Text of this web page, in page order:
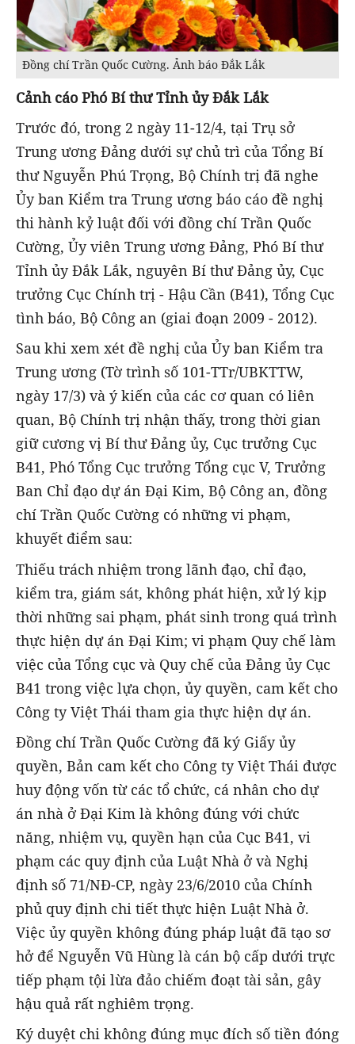
Đồng chí Trần Quốc Cường. Ảnh báo Đắk Lắk
Cảnh cáo Phó Bí thư Tỉnh ủy Đắk Lắk
Trước đó, trong 2 ngày 11-12/4, tại Trụ sở
Trung ương Đảng dưới sự chủ trì của Tổng Bí
thư Nguyễn Phú Trọng, Bộ Chính trị đã nghe
Ủy ban Kiểm tra Trung ương báo cáo đề nghị
thi hành kỷ luật đối với đồng chí Trần Quốc
Cường, Ủy viên Trung ương Đảng, Phó Bí thư
Tỉnh ủy Đắk Lắk, nguyên Bí thư Đảng ủy, Cục
trưởng Cục Chính trị - Hậu Cần (B41), Tổng Cục
tình báo, Bộ Công an (giai đoạn 2009 - 2012).
Sau khi xem xét đề nghị của Ủy ban Kiểm tra
Trung ương (Tờ trình số 101-TTr/UBKTTW,
ngày 17/3) và ý kiến của các cơ quan có liên
quan, Bộ Chính trị nhận thấy, trong thời gian
giữ cương vị Bí thư Đảng ủy, Cục trưởng Cục
B41, Phó Tổng Cục trưởng Tổng cục V, Trưởng
Ban Chỉ đạo dự án Đại Kim, Bộ Công an, đồng
chí Trần Quốc Cường có những vi phạm,
khuyết điểm sau:
Thiếu trách nhiệm trong lãnh đạo, chỉ đạo,
kiểm tra, giám sát, không phát hiện, xử lý kịp
thời những sai phạm, phát sinh trong quá trình
thực hiện dự án Đại Kim; vi phạm Quy chế làm
việc của Tổng cục và Quy chế của Đảng ủy Cục
B41 trong việc lựa chọn, ủy quyền, cam kết cho
Công ty Việt Thái tham gia thực hiện dự án.
Đồng chí Trần Quốc Cường đã ký Giấy ủy
quyền, Bản cam kết cho Công ty Việt Thái được
huy động vốn từ các tổ chức, cá nhân cho dự
án nhà ở Đại Kim là không đúng với chức
năng, nhiệm vụ, quyền hạn của Cục B41, vi
phạm các quy định của Luật Nhà ở và Nghị
định số 71/NĐ-CP, ngày 23/6/2010 của Chính
phủ quy định chi tiết thực hiện Luật Nhà ở.
Việc ủy quyền không đúng pháp luật đã tạo sơ
hở để Nguyễn Vũ Hùng là cán bộ cấp dưới trực
tiếp phạm tội lừa đảo chiếm đoạt tài sản, gây
hậu quả rất nghiêm trọng.
Ký duyệt chi không đúng mục đích số tiền đóng